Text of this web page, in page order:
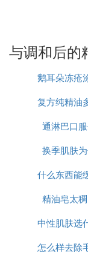
过基础油稀释
2、滴入护肤品
方法。将精油
型，因为这样
3、脸部蒸汽
将面部置于蒸
一块毛巾搭在
散，但同时要
4、自制爽肤水
精油滴在煮沸
与调和后的
鹅耳朵冻疮
复方纯精油
通淋巴口
换季肌肤
什么东西能
张
精油皂太
中性肌肤选
饼
怎么样去除